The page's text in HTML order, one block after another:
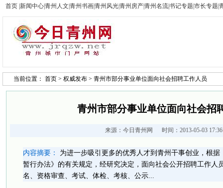
首页 新闻中心青州人文 青州书画青州风光青州房产青州名流书记专题 市长专题
当前位置： 首页 > 权威发布 > 青州市部分事业单位面向社会招聘工作人员
青州市部分事业单位面向社会招
来源： 今日青州网 时间：2013-05-03
内容摘要：
为进一步吸引更多的优秀人才到青州干事创业，根
暂行办法》的有关规定，经研究决定，面向社会公开招聘工作人
名、资格审查、考试、体检、考核、公示...